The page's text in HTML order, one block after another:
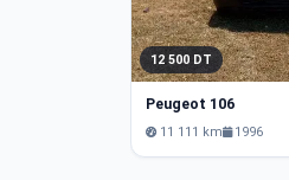
12 500 DT
Peugeot 106
11 111 km 1996